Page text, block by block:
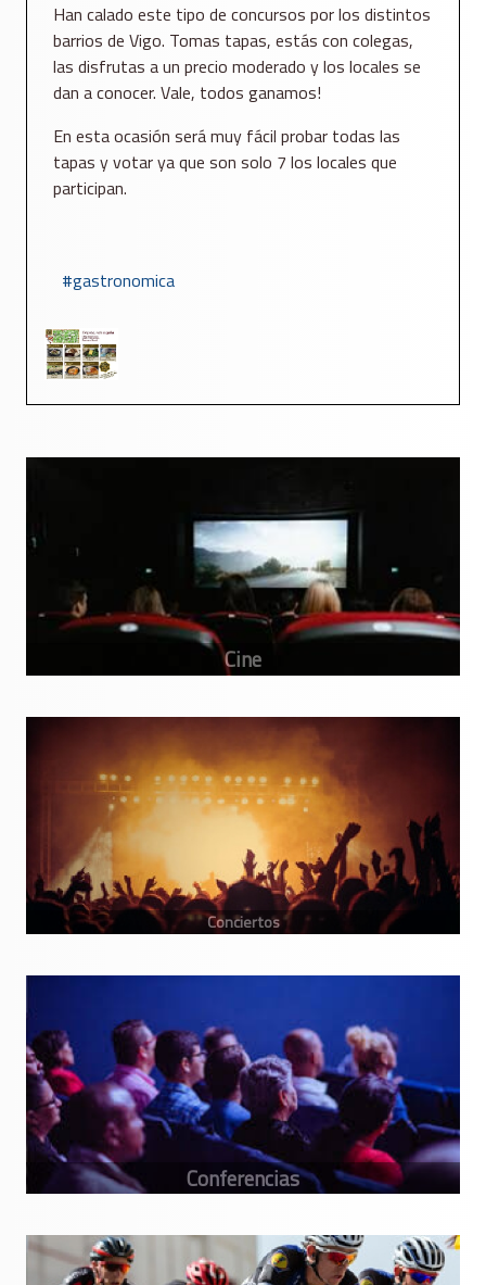
Han calado este tipo de concursos por los distintos
barrios de Vigo. Tomas tapas, estás con colegas,
las disfrutas a un precio moderado y los locales se
dan a conocer. Vale, todos ganamos!
En esta ocasión será muy fácil probar todas las
tapas y votar ya que son solo 7 los locales que
participan.
gastronomica